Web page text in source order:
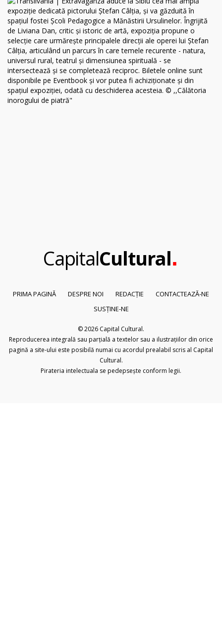
CapitalCultural.
PRIMA PAGINĂ DESPRE NOI REDACȚIE
CONTACTEAZĂ-NE
SUSȚINE-NE
© 2026 Capital Cultural.
Reproducerea integrală sau parțială a textelor sau a ilustrațiilor din orice
pagină a site-ului este posibilă numai cu acordul prealabil scris al Capital
Cultural.
Pirateria intelectuala se pedepsește conform legii.